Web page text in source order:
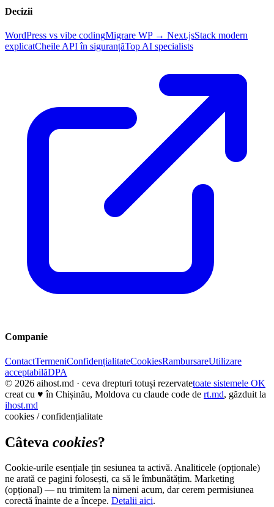
Decizii
WordPress vs vibe codingMigrare WP → Next.jsStack modern
explicatCheile API în siguranțăTop AI specialists
Companie
ContactTermeniConfidențialitateCookiesRambursareUtilizare
acceptabilăDPA
© 2026 aihost.md · ceva drepturi totuși rezervatetoate sistemele OK
creat cu ♥ în Chișinău, Moldova cu claude code de rt.md, găzduit la
ihost.md
cookies / confidențialitate
Câteva cookies?
Cookie-urile esențiale țin sesiunea ta activă. Analiticele (opționale)
ne arată ce pagini folosești, ca să le îmbunătățim. Marketing
(opțional) — nu trimitem la nimeni acum, dar cerem permisiunea
corectă înainte de a începe. Detalii aici.